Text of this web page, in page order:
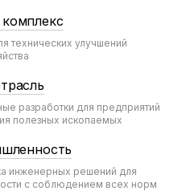
технических улучшений
разработки для предприятий
полезных ископаемых
инженерных решений для
с соблюдением всех норм